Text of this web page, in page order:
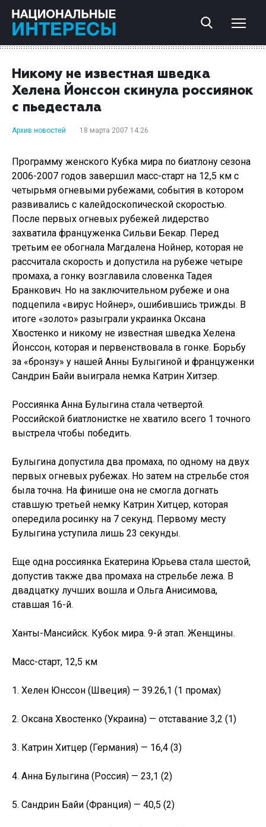
Никому не известная шведка
Хелена Йонссон скинула россиянок
с пьедестала
Архив новостей 18 марта 2007 14:26
Программу женского Кубка мира по биатлону сезона
2006-2007 годов завершил масс-старт на 12,5 км с
четырьмя огневыми рубежами, события в котором
развивались с калейдоскопической скоростью.
После первых огневых рубежей лидерство
захватила француженка Сильви Бекар. Перед
третьим ее обогнала Магдалена Нойнер, которая не
рассчитала скорость и допустила на рубеже четыре
промаха, а гонку возглавила словенка Тадея
Бранкович. Но на заключительном рубеже и она
подцепила «вирус Нойнер», ошибившись трижды. В
итоге «золото» разыграли украинка Оксана
Хвостенко и никому не известная шведка Хелена
Йонссон, которая и первенствовала в гонке. Борьбу
за «бронзу» у нашей Анны Булыгиной и француженки
Сандрин Байи выиграла немка Катрин Хитзер.
Россиянка Анна Булыгина стала четвертой.
Российской биатлонистке не хватило всего 1 точного
выстрела чтобы победить.
Булыгина допустила два промаха, по одному на двух
первых огневых рубежах. Но затем на стрельбе стоя
была точна. На финише она не смогла догнать
ставшую третьей немку Катрин Хитцер, которая
опередила росинку на 7 секунд. Первому месту
Булыгина уступила лишь 23 секунды.
Еще одна россиянка Екатерина Юрьева стала шестой,
допустив также два промаха на стрельбе лежа. В
двадцатку лучших вошла и Ольга Анисимова,
ставшая 16-й.
Ханты-Мансийск. Кубок мира. 9-й этап. Женщины.
Масс-старт, 12,5 км
1. Хелен Юнссон (Швеция) — 39.26,1 (1 промах)
2. Оксана Хвостенко (Украина) — отставание 3,2 (1)
3. Катрин Хитцер (Германия) — 16,4 (3)
4. Анна Булыгина (Россия) — 23,1 (2)
5. Сандрин Байи (Франция) — 40,5 (2)